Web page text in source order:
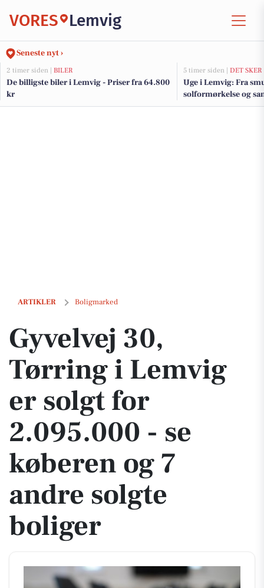
VORES Lemvig
Seneste nyt ›
2 timer siden | BILER
De billigste biler i Lemvig - Priser fra 64.800
kr
5 timer siden | DET SKER
Uge i Lemvig: Fra
solformørkelse og
ARTIKLER Boligmarked
Gyvelvej 30, Tørring i Lemvig er solgt for 2.095.000 - se køberen og
Gyvelvej 30,
Tørring i Lemvig
er solgt for
2.095.000 - se
køberen og 7
andre solgte
boliger